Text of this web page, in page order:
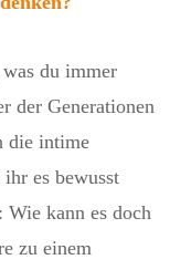
du immer
der Generationen
die intime
es bewusst
kann es doch
zu einem